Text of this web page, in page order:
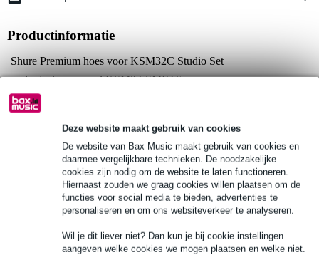
Deze website maakt gebruik van cookies
De website van Bax Music maakt gebruik van cookies en
daarmee vergelijkbare technieken. De noodzakelijke
cookies zijn nodig om de website te laten functioneren.
Hiernaast zouden we graag cookies willen plaatsen om de
functies voor social media te bieden, advertenties te
personaliseren en om ons websiteverkeer te analyseren.
Wil je dit liever niet? Dan kun je bij cookie instellingen
aangeven welke cookies we mogen plaatsen en welke niet.
Productinformatie
Shure Premium hoes voor KSM32C Studio Set
onderdeelnummer: AKSM32-SMKIT
met zachte schuimvoering
Bekijk ook eens (4)
Bekijk ook eens (1)